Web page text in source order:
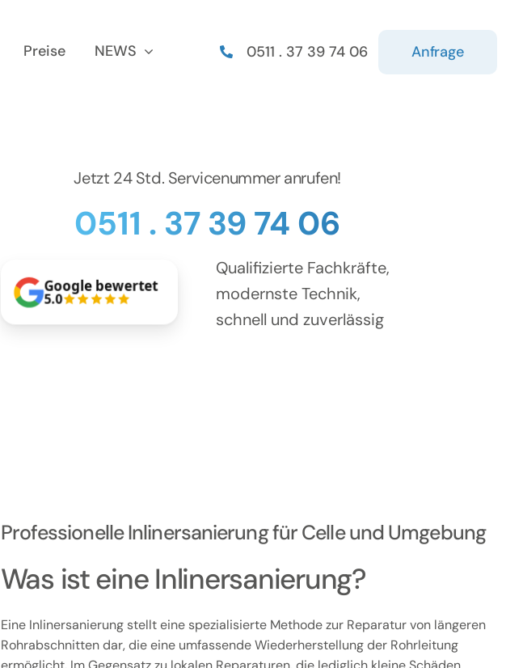
Preise NEWS 0511 . 37 39 74 06 Anfrage
Jetzt 24 Std. Servicenummer anrufen!
0511 . 37 39 74 06
Google bewertet
5.0
Qualifizierte Fachkräfte,
modernste Technik,
schnell und zuverlässig
Professionelle Inlinersanierung für Celle und Umgebung
Was ist eine Inlinersanierung?
Eine Inlinersanierung stellt eine spezialisierte Methode zur Reparatur von längeren
Rohrabschnitten dar, die eine umfassende Wiederherstellung der Rohrleitung